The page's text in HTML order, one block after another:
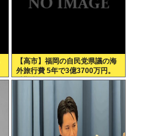
【高市】福岡の自民党県議の海
外旅行費 5年で3億3700万円。
避難所で使えるテント 1個2万